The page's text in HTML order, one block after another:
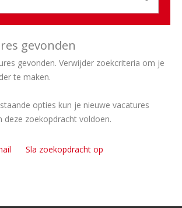
gevonden
gevonden. Verwijder zoekcriteria om je
te maken.
opties kun je nieuwe vacatures
deze zoekopdracht voldoen.
Sla zoekopdracht op